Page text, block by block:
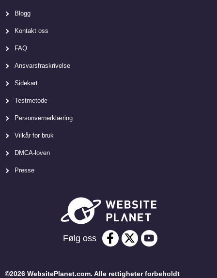
Blogg
Kontakt oss
FAQ
Ansvarsfraskrivelse
Sidekart
Testmetode
Personvernerklæring
Vilkår for bruk
DMCA-loven
Presse
Følg oss
©2026 WebsitePlanet.com. Alle rettigheter forbeholdt